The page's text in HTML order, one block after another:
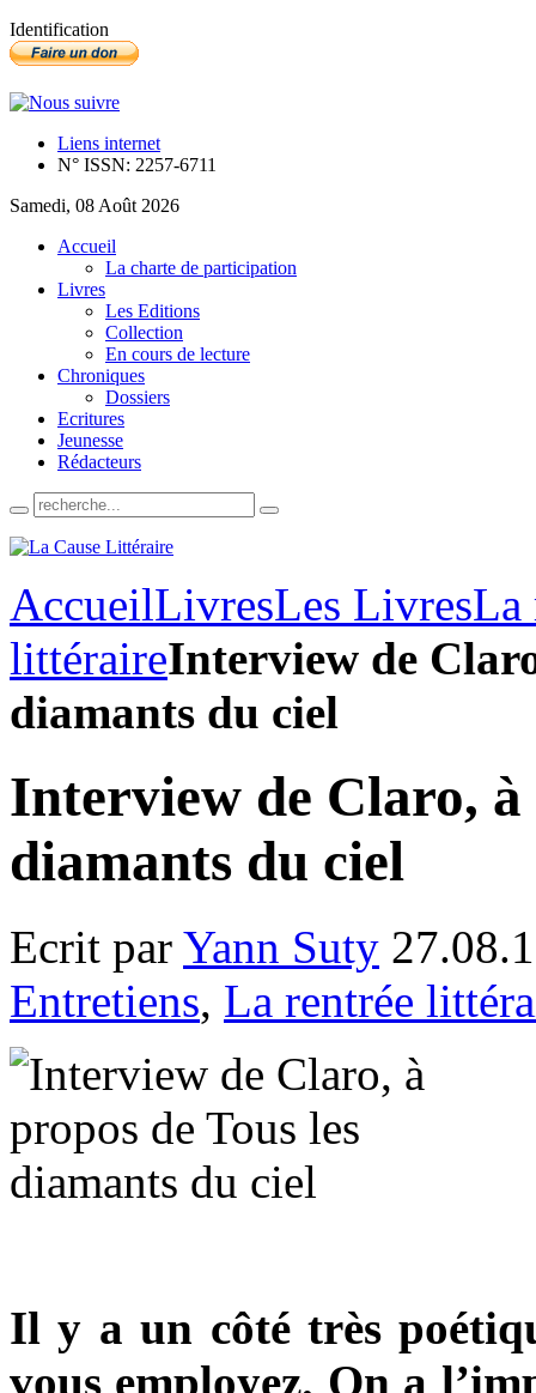
Identification
Liens internet
N° ISSN: 2257-6711
Samedi, 08 Août 2026
Accueil
La charte de participation
Livres
Les Editions
Collection
En cours de lecture
Chroniques
Dossiers
Ecritures
Jeunesse
Rédacteurs
AccueilLivresLes LivresLa
littéraireInterview de
diamants du ciel
Interview de Claro, à
diamants du ciel
Ecrit par Yann Suty
Entretiens, La rentrée
Il y a un côté très
vous employez. On a